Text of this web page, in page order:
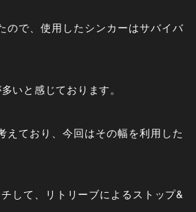
ので、使用したシンカーはサバイバ
いと感じております。
ており、今回はその幅を利用した
して、リトリーブによるストップ&